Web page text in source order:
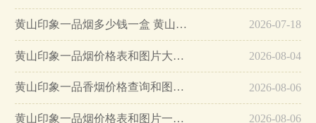
黄山印象一品烟多少钱一盒 黄山印象一品烟价格表… 2026-07-18
黄山印象一品烟价格表和图片大全… 2026-08-04
黄山印象一品香烟价格查询和图片最新… 2026-08-06
黄山印象一品烟价格表和图片一览… 2026-08-06